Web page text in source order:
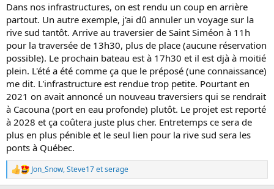
Dans nos infrastructures, on est rendu un coup en arrière
partout. Un autre exemple, j'ai dû annuler un voyage sur la
rive sud tantôt. Arrive au traversier de Saint Siméon à 11h
pour la traversée de 13h30, plus de place (aucune réservation
possible). Le prochain bateau est à 17h30 et il est djà à moitié
plein. L'été a été comme ça que le préposé (une connaissance)
me dit. L'infrastructure est rendue trop petite. Pourtant en
2021 on avait annoncé un nouveau traversiers qui se rendrait
à Cacouna (port en eau profonde) plutôt. Le projet est reporté
à 2028 et ça coûtera juste plus cher. Entretemps ce sera de
plus en plus pénible et le seul lien pour la rive sud sera les
ponts à Québec.
L
e
Jon_Snow,Steve17etserage